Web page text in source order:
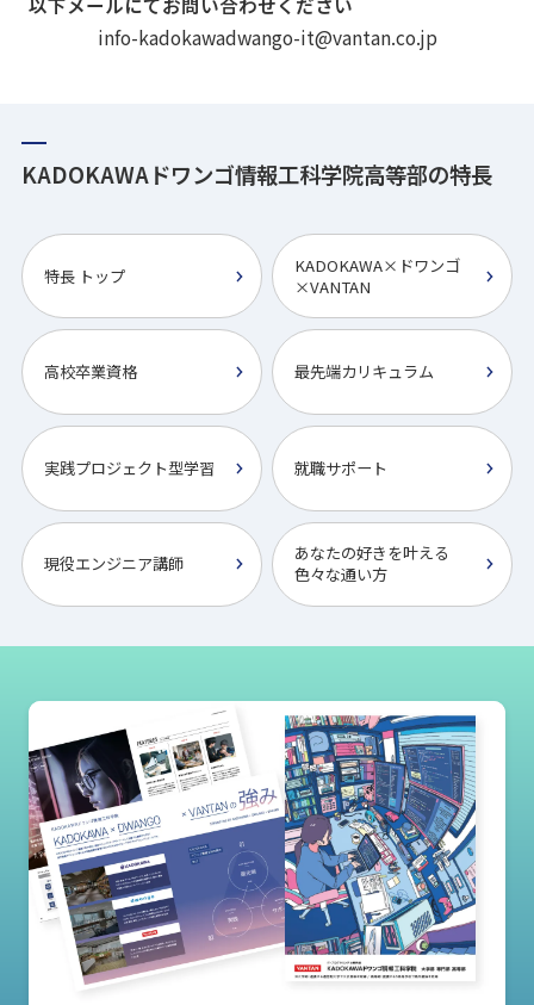
info-kadokawadwango-it@vantan.co.jp
KADOKAWAドワンゴ情報工科学院高等部の特長
特長 トップ
KADOKAWA×ドワンゴ
×VANTAN
高校卒業資格 最先端カリキュラム
実践プロジェクト型学習 就職サポート
現役エンジニア講師
あなたの好きを叶える
⾊々な通い⽅